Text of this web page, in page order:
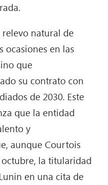
natural de
ocasiones en las
que
su contrato con
de 2030. Este
que la entidad
y
aunque Courtois
la titularidad
en una cita de